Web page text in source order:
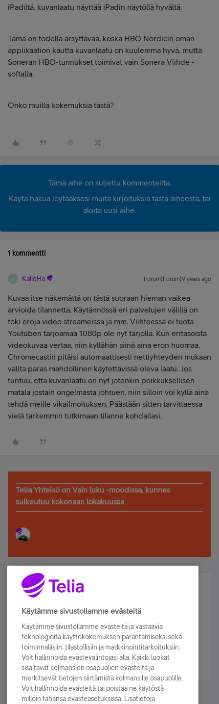
iPadiltä, kuvanlaatu näyttää iPadin näytöllä hyvältä.
Tämä on todella ärsyttävää, koska HBO Nordicin oman
applikaation kautta kuvanlaatu on kuulemma hyvä, mutta
Soneran HBO-tunnukset toimivat vain Sonera Viihde -
softalla.
Onko muilla kokemuksia tästä?
Tämä aihe on suljettu kommenteilta.
Käytä hakua löytääksesi muita kirjoituksia tästä aiheesta, tai
aloita uusi aihe.
1 kommentti
K KalleHa Forum|Forum|9 years ago
Kuvaa itse näkemättä on tästä suoraan hieman vaikea
arvioida tilannetta. Käytännössä eri palvelujen välillä on
toki eroja video streameissa ja mm. Viihteessä ei tuota
Youtuben tarjoamaa 1080p ole nyt tarjolla. Kun eritasoista
videokuvaa vertaa, niin kyllähän siinä aina eron huomaa.
Chromecastin pitäisi automaattisesti nettiyhteyden mukaan
valita paras mahdollinen käytettävissä oleva laatu. Jos
tuntuu, että kuvanlaatu on nyt jotenkin poikkuksellisen
matala jostain ongelmasta johtuen, niin silloin voi kyllä aina
tehdä meille vikailmoituksen. Päästään sitten tarvittaessa
vielä tarkemmin tutkimaan tilanne kohdallasi.
Telia Yhteisö on Vain luku -moodissa, kunnes
sulkeutuu kokonaan lokakuussa
Älä jää paitsi – osallistu ja voita!
Tilaa Telian uutiskirje ja olet mukana arvonnassa.
sähköpostiisi.
Tilaa nyt
Käytämme sivustollamme evästeitä
Käytämme sivustollamme evästeitä ja vastaavia
teknologioita käyttökokemuksen parantamiseksi sekä
toiminnallisiin, tilastollisiin ja markkinointitarkoituksiin.
Voit hallinnoida evästevalintojasi alla. Kaikki luokat
sisältävät kolmansien osapuolien evästeitä ja
merkitsevät tietojen siirtämistä kolmansille osapuolille.
Voit hallinnoida evästeitä tai poistaa ne käytöstä
milloin tahansa evästeasetuksissa. Lisätietoja